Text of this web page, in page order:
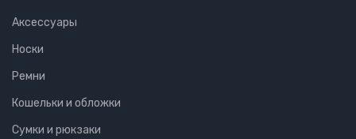
Аксессуары
Носки
Ремни
Кошельки и обложки
Сумки и рюкзаки